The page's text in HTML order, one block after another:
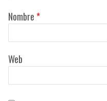
Nombre *
Web